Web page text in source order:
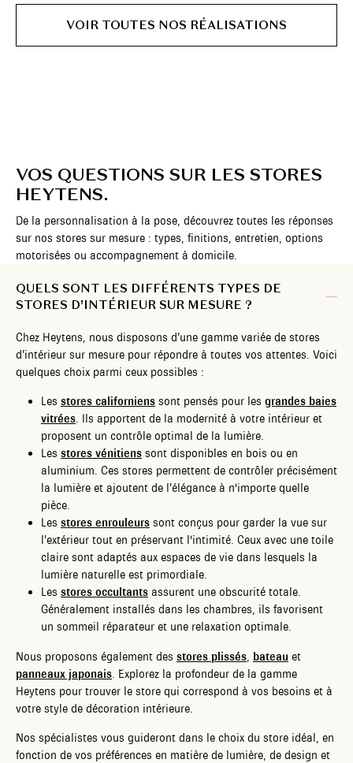
VOIR TOUTES NOS RÉALISATIONS
VOS QUESTIONS SUR LES STORES
HEYTENS.
De la personnalisation à la pose, découvrez toutes les réponses
sur nos stores sur mesure : types, finitions, entretien, options
motorisées ou accompagnement à domicile.
QUELS SONT LES DIFFÉRENTS TYPES DE
STORES D’INTÉRIEUR SUR MESURE ?
Chez Heytens, nous disposons d’une gamme variée de stores
d’intérieur sur mesure pour répondre à toutes vos attentes. Voici
quelques choix parmi ceux possibles :
Les stores californiens sont pensés pour les grandes baies
vitrées. Ils apportent de la modernité à votre intérieur et
proposent un contrôle optimal de la lumière.
Les stores vénitiens sont disponibles en bois ou en
aluminium. Ces stores permettent de contrôler précisément
la lumière et ajoutent de l’élégance à n'importe quelle
pièce.
Les stores enrouleurs sont conçus pour garder la vue sur
l’extérieur tout en préservant l'intimité. Ceux avec une toile
claire sont adaptés aux espaces de vie dans lesquels la
lumière naturelle est primordiale.
Les stores occultants assurent une obscurité totale.
Généralement installés dans les chambres, ils favorisent
un sommeil réparateur et une relaxation optimale.
Nous proposons également des stores plissés, bateau et
panneaux japonais. Explorez la profondeur de la gamme
Heytens pour trouver le store qui correspond à vos besoins et à
votre style de décoration intérieure.
Nos spécialistes vous guideront dans le choix du store idéal, en
fonction de vos préférences en matière de lumière, de design et